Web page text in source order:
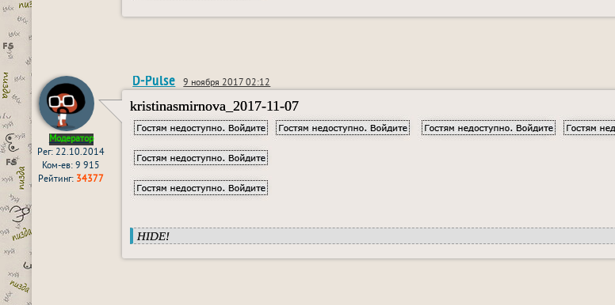
Модератор
Рег: 22.10.2014
Ком-ев: 9 915
Рейтинг: 34377
D-Pulse 9 ноября 2017 02:12
kristinasmirnova_2017-11-07
HIDE!